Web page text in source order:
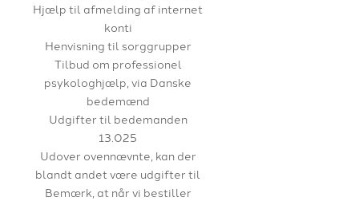
Hjælp til afmelding af internet
konti
Henvisning til sorggrupper
Tilbud om professionel
psykologhjælp, via Danske
bedemænd
Udgifter til bedemanden
13.025
Udover ovennævnte, kan der
blandt andet være udgifter til
Bemærk, at når vi bestiller